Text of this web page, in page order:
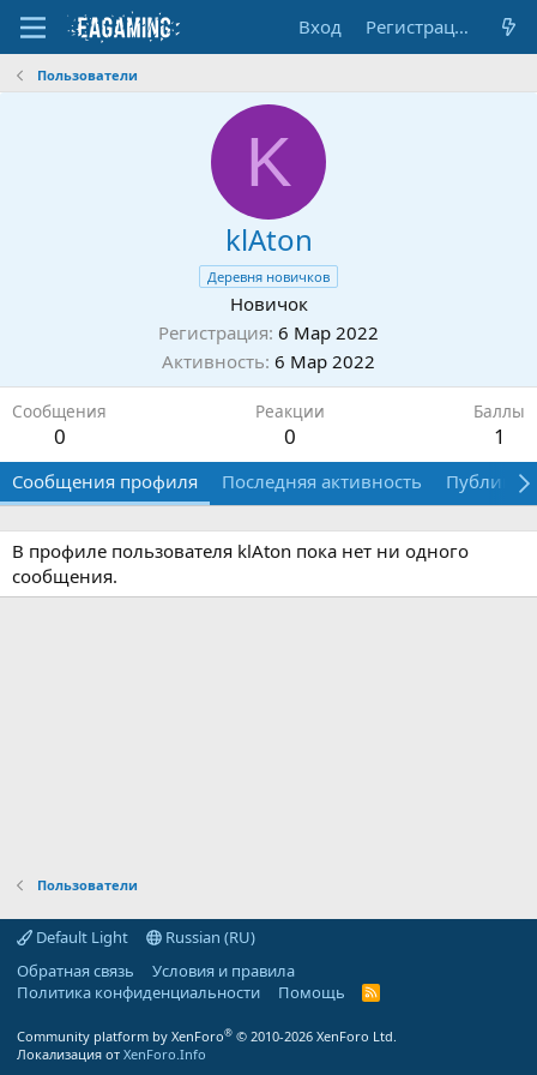
Вход Регистрация
Пользователи
K
klAton
Деревня новичков
Новичок
Регистрация 6 Мар 2022
Активность 6 Мар 2022
Сообщения
0
Реакции
0
Баллы
1
Сообщения профиля Последняя активность
В профиле пользователя klAton пока нет ни одного
сообщения.
Пользователи
Default Light
Russian (RU)
Обратная связь
Условия и правила
Политика конфиденциальности
Помощь
R
Community platform by XenForo® © 2010-2026 XenForo Ltd.
Локализация от XenForo.Info